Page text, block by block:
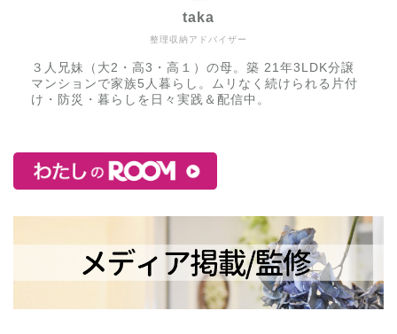
整理収納アドバイザー
taka
３人兄妹（大2・高3・高１）の母。築 21年3LDK分譲
マンションで家族5人暮らし。ムリなく続けられる片付
け・防災・暮らしを日々実践＆配信中。